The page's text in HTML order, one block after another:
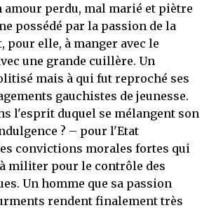
amour perdu, mal marié et piètre
possédé par la passion de la
pour elle, à manger avec le
une grande cuillère. Un
mais à qui fut reproché ses
gauchistes de jeunesse.
l'esprit duquel se mélangent son
? – pour l'Etat
convictions morales fortes qui
militer pour le contrôle des
Un homme que sa passion
rendent finalement très